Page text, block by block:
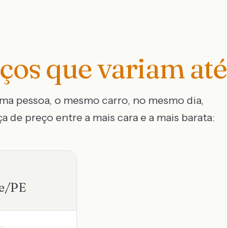
que variam até
pessoa, o mesmo carro, no mesmo dia,
preço entre a mais cara e a mais barata:
/PE